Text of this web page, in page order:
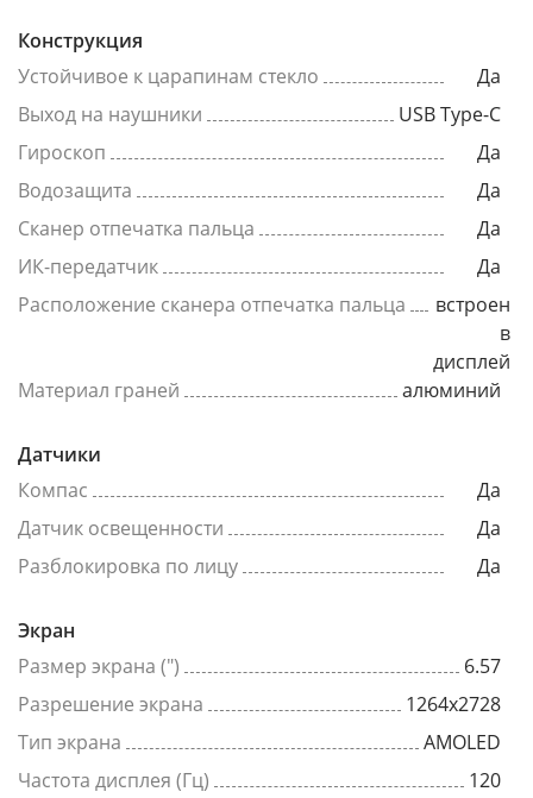
Конструкция
Устойчивое к царапинам стекло
Да
Выход на наушники
USB Type-C
Гироскоп
Да
Водозащита
Да
Сканер отпечатка пальца
Да
ИК-передатчик
Да
Расположение сканера отпечатка пальца
встроен
в
дисплей
Материал граней
алюминий
Датчики
Компас
Да
Датчик освещенности
Да
Разблокировка по лицу
Да
Экран
Размер экрана (")
6.57
Разрешение экрана
1264x2728
Тип экрана
AMOLED
Частота дисплея (Гц)
120